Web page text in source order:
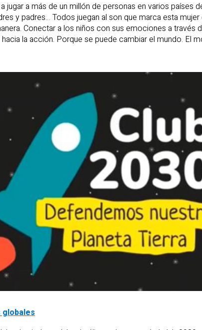
jugar a más de un millón de personas en varios países
y padres… Todos juegan al son que marca esta
Conectar a los niños con sus emociones a través
la acción. Porque se puede cambiar el mundo. El
globales